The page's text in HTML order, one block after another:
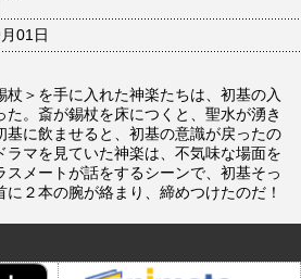
01日
＞を手に入れた神楽たちは、初基の入
た。斎が錫杖を床につくと、聖水が湧き
基に飲ませると、初基の意識が戻ったの
ラマを見ていた神楽は、不気味な場面を
スメートが話をするシーンで、初基そっ
に２本の腕が絡まり、締めつけたのだ！